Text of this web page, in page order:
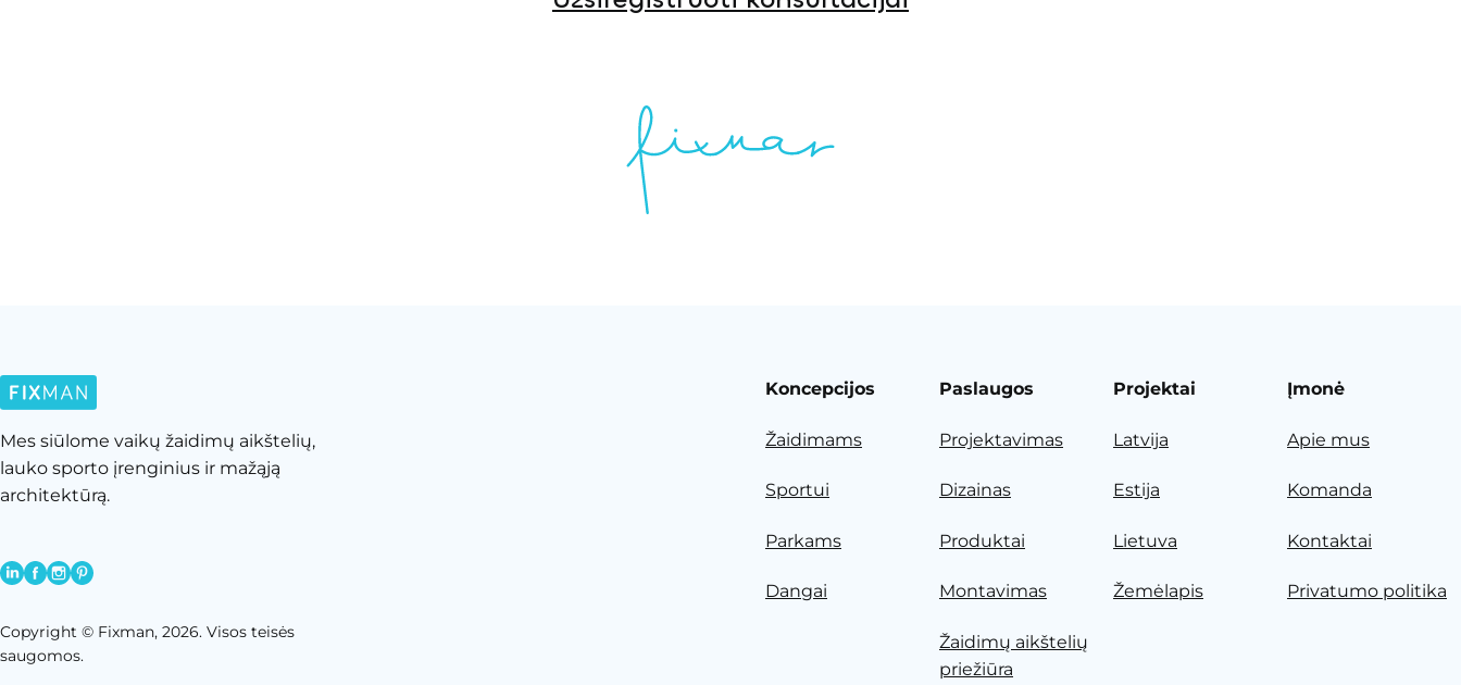
Mes siūlome vaikų žaidimų aikštelių,
lauko sporto įrenginius ir mažąją
architektūrą.
Copyright © Fixman, 2026. Visos teisės
saugomos.
Koncepcijos
Žaidimams
Sportui
Parkams
Dangai
Paslaugos
Projektavimas
Dizainas
Produktai
Montavimas
Žaidimų aikštelių
priežiūra
Projektai
Latvija
Estija
Lietuva
Žemėlapis
Įmonė
Apie mus
Komanda
Kontaktai
Privatumo politika